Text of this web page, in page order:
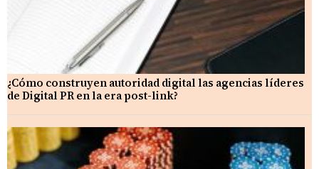
¿Cómo construyen autoridad digital las agencias líderes
de Digital PR en la era post-link?